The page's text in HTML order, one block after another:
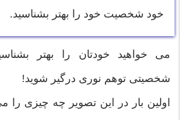
خود شخصیت خود را بهتر بشناسید.
می خواهید خودتان را بهتر
شخصیتی توهم نوری درگیر شوید!
اولین بار در این تصویر چه چیزی را